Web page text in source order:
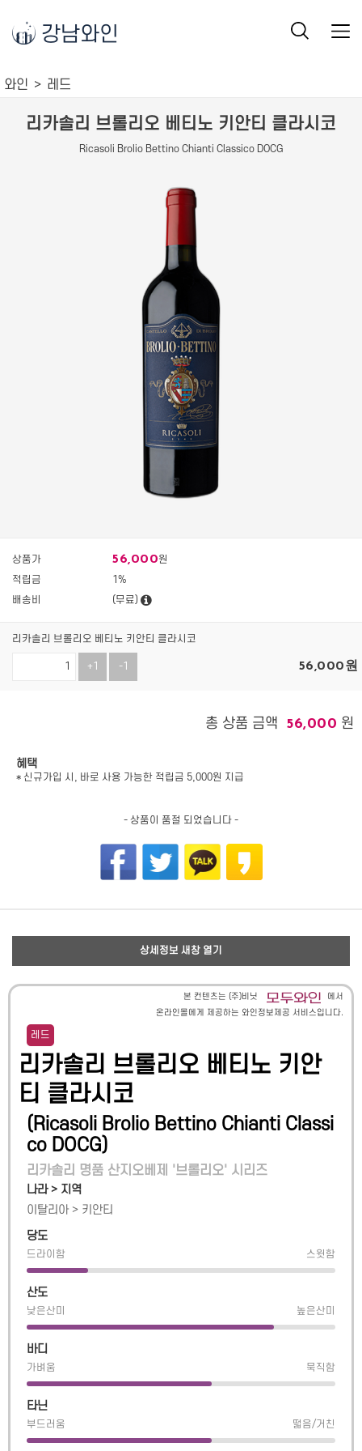
강남와인
와인 레드
리카솔리 브롤리오 베티노 키안티 클라시코
Ricasoli Brolio Bettino Chianti Classico DOCG
상품가 56,000원
적립금
1%
배송비
(무료)
리카솔리 브롤리오 베티노 키안티 클라시코
+1 -1 56,000원
총 상품 금액 56,000 원
혜택
* 신규가입 시, 바로 사용 가능한 적립금 5,000원 지급
- 상품이 품절 되었습니다 -
상세정보 새창 열기
본 컨텐츠는 (주)비닛
에서
온라인몰에게 제공하는 와인정보제공 서비스입니다.
레드
리카솔리 브롤리오 베티노 키안
티 클라시코
(Ricasoli Brolio Bettino Chianti Classi
co DOCG)
리카솔리 명품 산지오베제 '브롤리오' 시리즈
나라 > 지역
이탈리아 > 키안티
당도
드라이함 스윗함
산도
낮은산미 높은산미
바디
가벼움 묵직함
타닌
부드러움 떫음/거친